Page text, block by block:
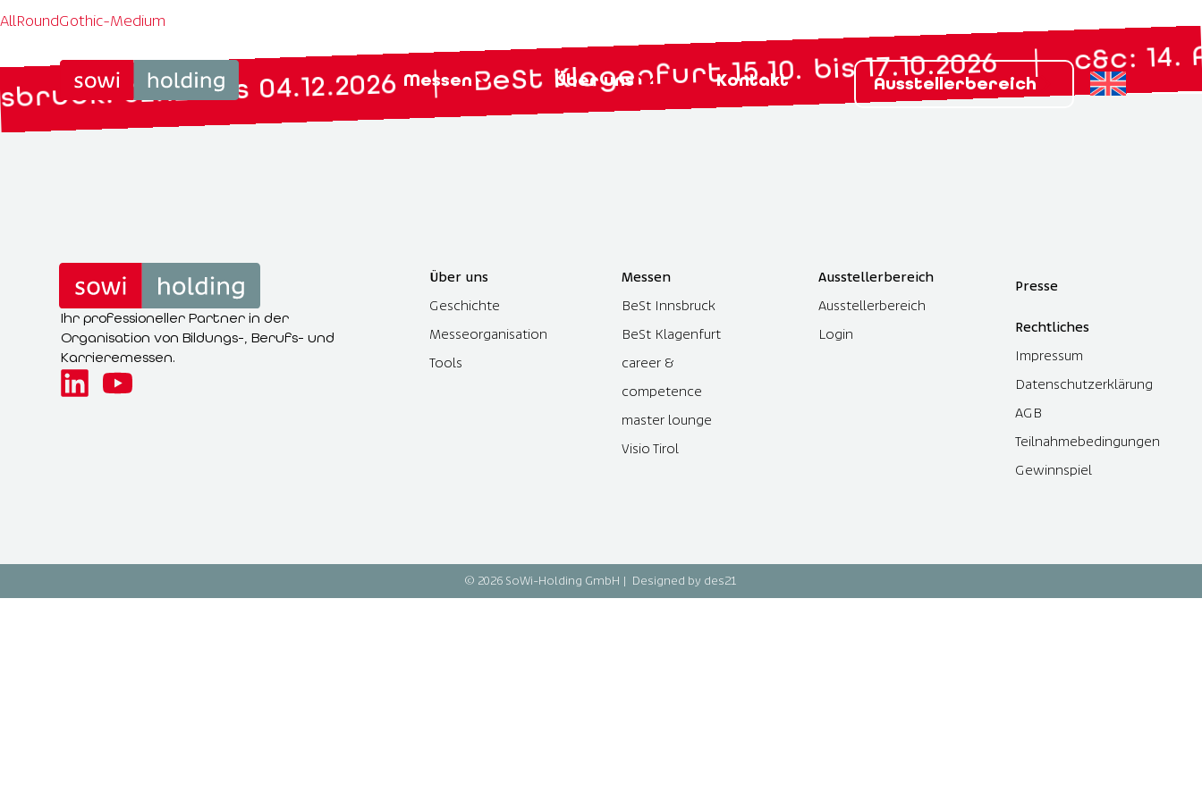
Messen Über uns Kontakt Ausstellerbereich
AllRoundGothic-Medium
02.12. bis 04.12.2026 | BeSt Klagenfurt 15.10. bis 17.10.2026 | c&c: 14.
Ihr professioneller Partner in der
Organisation von Bildungs-, Berufs- und
Karrieremessen.
Über uns
Geschichte
Messeorganisation
Tools
Messen
BeSt Innsbruck
BeSt Klagenfurt
career &
competence
master lounge
Visio Tirol
Ausstellerbereich
Ausstellerbereich
Login
Presse
Rechtliches
Impressum
Datenschutzerklärung
AGB
Teilnahmebedingungen
Gewinnspiel
© 2026 SoWi-Holding GmbH | Designed by des21